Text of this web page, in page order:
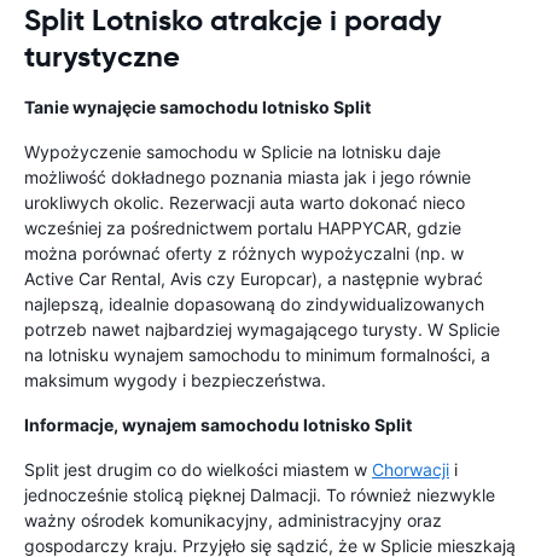
Split Lotnisko atrakcje i porady
turystyczne
Tanie wynajęcie samochodu lotnisko Split
Wypożyczenie samochodu w Splicie na lotnisku daje
możliwość dokładnego poznania miasta jak i jego równie
urokliwych okolic. Rezerwacji auta warto dokonać nieco
wcześniej za pośrednictwem portalu HAPPYCAR, gdzie
można porównać oferty z różnych wypożyczalni (np. w
Active Car Rental, Avis czy Europcar), a następnie wybrać
najlepszą, idealnie dopasowaną do zindywidualizowanych
potrzeb nawet najbardziej wymagającego turysty. W Splicie
na lotnisku wynajem samochodu to minimum formalności, a
maksimum wygody i bezpieczeństwa.
Informacje, wynajem samochodu lotnisko Split
Split jest drugim co do wielkości miastem w Chorwacji i
jednocześnie stolicą pięknej Dalmacji. To również niezwykle
ważny ośrodek komunikacyjny, administracyjny oraz
gospodarczy kraju. Przyjęło się sądzić, że w Splicie mieszkają